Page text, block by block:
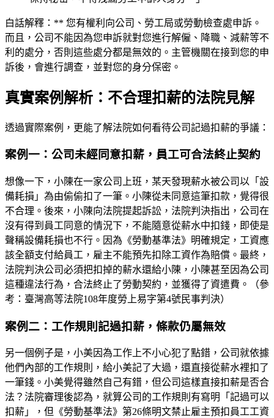
白話解釋：** 您有權利向公司、勞工局或勞動檢查處申訴。
而且，公司不能因為您申訴就對您進行解僱、降職、減薪等不
利的處分，否則這些處分都是無效的。主管機關在接到您的申
訴後，會進行調查，並對您的身分保密。
真實案例解析：不合理扣薪的法院見解
透過實際案例，更能了解法院如何看待公司記過扣薪的爭議：
案例一：公司未經同意扣薪，員工可合法終止契約
想像一下，小陳在一家公司上班，某天發現薪水被公司以「設
備耗損」為由偷偷扣了一筆。小陳從未同意這筆扣款，覺得很
不合理。後來，小陳向法院提起訴訟，法院判決指出，公司在
沒有得到員工同意的情況下，不能隨意從薪水中扣錢，即使是
聲稱設備耗損也不行。因為《勞動基準法》明確規定，工資應
該全額支付給員工，雇主不能預先扣除工資作為賠償。最終，
法院判決公司必須把扣掉的薪水還給小陳，小陳甚至因為公司
這種違法行為，合法終止了勞動契約，並獲得了資遣費。（參
考：臺灣高等法院108年度勞上易字第4號民事判決）
案例二：工作規則記過扣薪，條款仍屬無效
另一個例子是，小美因為工作上不小心犯了點錯，公司就依據
他們內部的工作規則，給小美記了大過，還直接從薪水裡扣了
一筆錢。小美覺得雖然自己有錯，但公司這樣直接扣薪是否合
法？法院審理後認為，就算公司的工作規則有寫明「記過可以
扣薪」，但《勞動基準法》第26條明文禁止雇主預扣員工工資